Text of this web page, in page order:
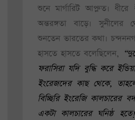
শুনে মার্গারিট আপ্লুত। ধীরে
অন্তরঙ্গতা বাড়ে। সুনীলের
শুনতেন ভারতের কথা।
হাসতে হাসতে বলেছিলেন,
ফরাসিরা যদি বুদ্ধি করে
ইংরেজদের কাছ থেকে,
বিচ্ছিরি ইংরেজি কালচারের
একটা কালচারের ঘনিষ্ঠ